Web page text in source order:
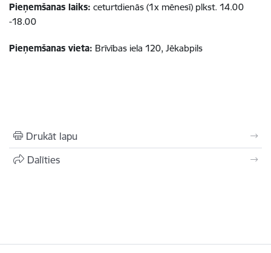
Pieņemšanas laiks: ceturtdienās (1x mēnesī) plkst. 14.00
-18.00
Pieņemšanas vieta: Brīvības iela 120, Jēkabpils
Drukāt lapu
Dalīties